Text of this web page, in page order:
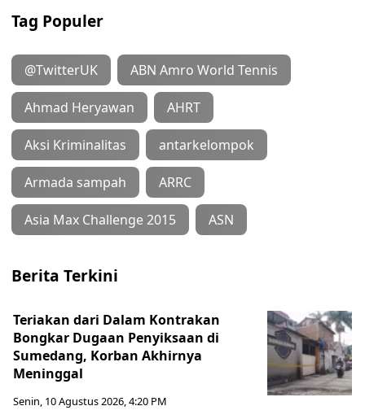
Tag Populer
@TwitterUK ABN Amro World Tennis
Ahmad Heryawan AHRT
Aksi Kriminalitas antarkelompok
Armada sampah ARRC
Asia Max Challenge 2015 ASN
Berita Terkini
Teriakan dari Dalam Kontrakan
Bongkar Dugaan Penyiksaan di
Sumedang, Korban Akhirnya
Meninggal
Senin, 10 Agustus 2026, 4:20 PM